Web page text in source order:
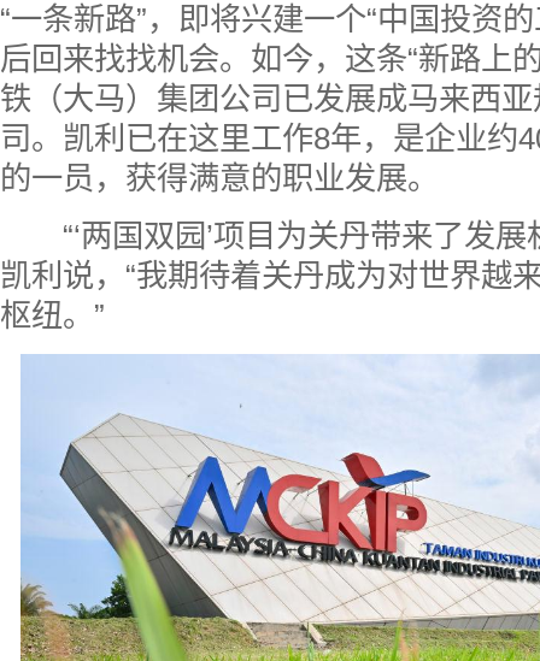
“一条新路”，即将兴建一个“中国投资
后回来找找机会。如今，这条“新路
铁（大马）集团公司已发展成马来西
司。凯利已在这里工作8年，是企业约
的一员，获得满意的职业发展。
“‘两国双园’项目为关丹带来了发展
凯利说，“我期待着关丹成为对世界越
枢纽。”